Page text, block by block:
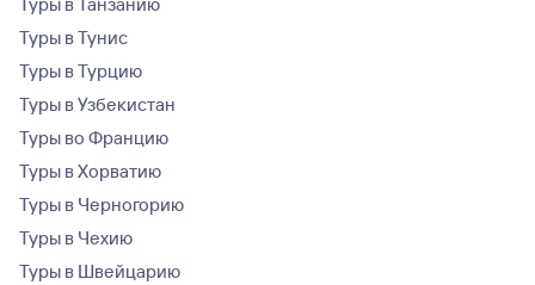
Туры в Тунис
Туры в Турцию
Туры в Узбекистан
Туры во Францию
Туры в Хорватию
Туры в Черногорию
Туры в Чехию
Туры в Швейцарию